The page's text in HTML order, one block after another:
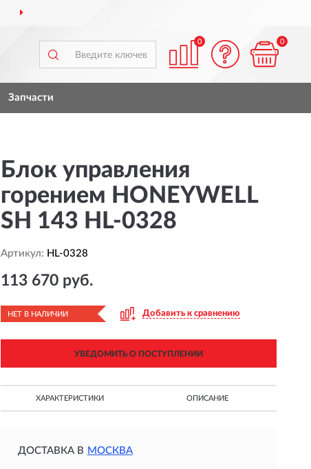
0 0
Запчасти
Блок управления
горением HONEYWELL
SH 143 HL-0328
Артикул: HL-0328
113 670 руб.
НЕТ В НАЛИЧИИ Добавить к сравнению
УВЕДОМИТЬ О ПОСТУПЛЕНИИ
ХАРАКТЕРИСТИКИ ОПИСАНИЕ
ДОСТАВКА В МОСКВА